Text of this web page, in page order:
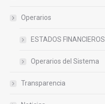
Operarios
ESTADOS FINANCIEROS
Operarios del Sistema
Transparencia